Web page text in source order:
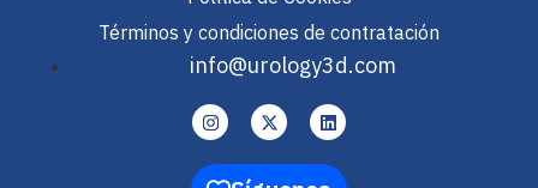
Términos y condiciones de contratación
info@urology3d.com